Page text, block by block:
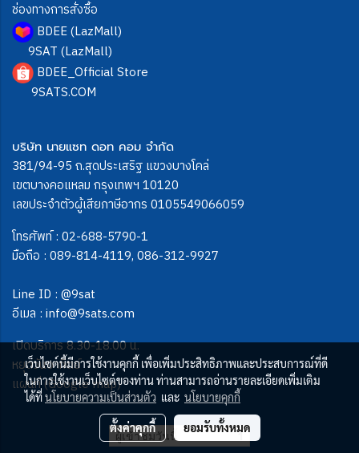
ช่องทางการสั่งซื้อ
BDEE (LazMall)
9SAT (LazMall)
BDEE_Official Store
9SATS.COM
บริษัท นายแซท ดอท คอม จำกัด
381/94-95 ถ.สุดประเสริฐ แขวงบางโคล่
เขตบางคอแหลม กรุงเทพฯ 10120
เลขประจำตัวผู้เสียภาษีอากร 0105549066059
โทรศัพท์ : 02-688-5790-1
มือถือ : 089-814-4119, 086-312-9927
Line ID : @9sat
อีเมล : info@9sats.com
เปิดบริการ 8.30-18.00 น.
หยุดวันอาทิตย์
แผนที่ (Google map)
ผู้เข้าชมวันนี้ 1
เว็บไซต์นี้มีการใช้งานคุกกี้ เพื่อเพิ่มประสิทธิภาพและประสบการณ์ที่ดี
ในการใช้งานเว็บไซต์ของท่าน ท่านสามารถอ่านรายละเอียดเพิ่มเติม
ได้ที่นโยบายความเป็นส่วนตัว และ นโยบายคุกกี้
ตั้งค่าคุกกี้ ยอมรับทั้งหมด